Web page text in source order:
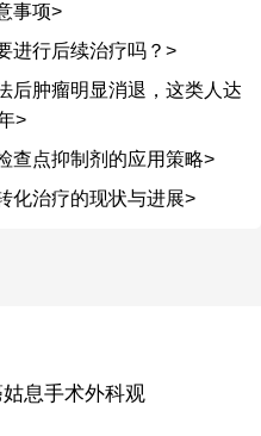
事项>
进行后续治疗吗？>
后肿瘤明显消退，这类人达
>
查点抑制剂的应用策略>
化治疗的现状与进展>
息手术外科观